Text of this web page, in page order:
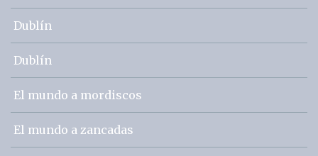
Dublín
Dublín
El mundo a mordiscos
El mundo a zancadas